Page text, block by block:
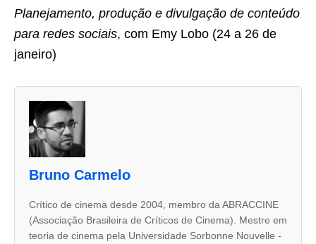
Planejamento, produção e divulgação de conteúdo
para redes sociais, com Emy Lobo (24 a 26 de
janeiro)
Bruno Carmelo
Crítico de cinema desde 2004, membro da ABRACCINE
(Associação Brasileira de Críticos de Cinema). Mestre em
teoria de cinema pela Universidade Sorbonne Nouvelle -